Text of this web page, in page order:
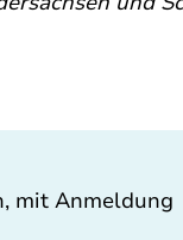
mit Anmeldung